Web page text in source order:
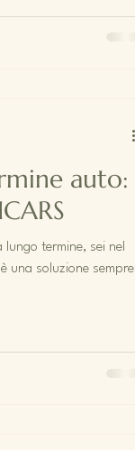
auto:
termine, sei nel
una soluzione sempre